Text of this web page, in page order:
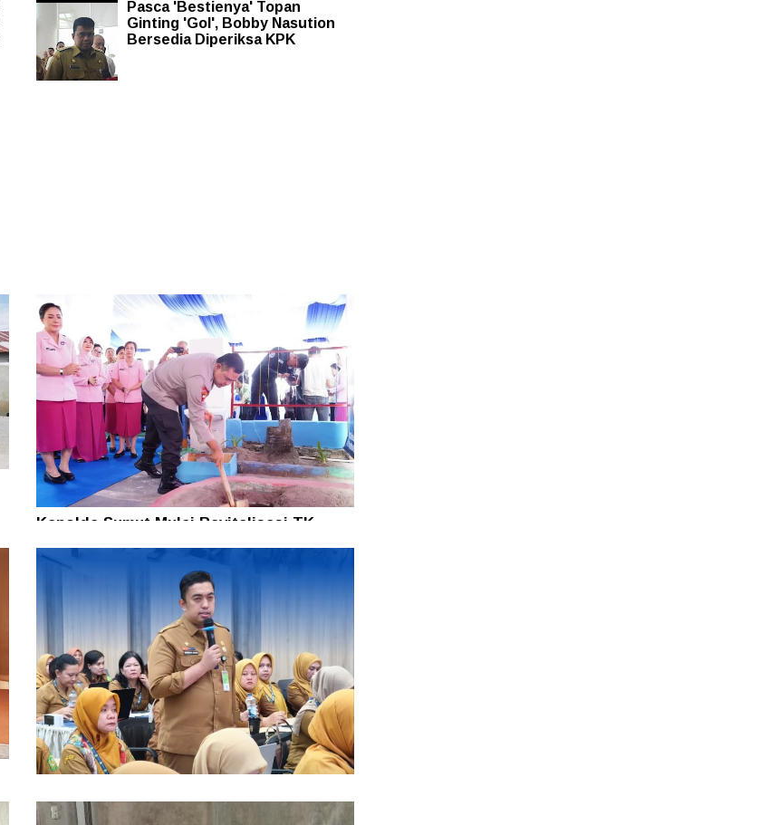
Pasca 'Bestienya' Topan
Ginting 'Gol', Bobby Nasution
Bersedia Diperiksa KPK
Kapolda Sumut Mulai Revitalisasi TK
PAUD Fondasi Pembentukan Karakter
Bangsa